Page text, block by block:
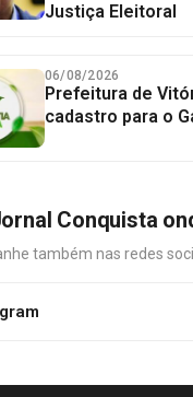
Justiça Eleitoral
06/08/2026
Prefeitura de
cadastro para o
Conquista
também nas redes